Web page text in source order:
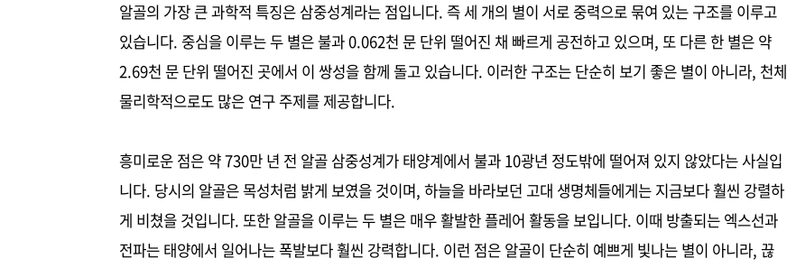
알골의 가장 큰 과학적 특징은 삼중성계라는 점입니다. 즉 세 개의 별이 서로 중력으로 묶여 있는 구조를 이루고
있습니다. 중심을 이루는 두 별은 불과 0.062천 문 단위 떨어진 채 빠르게 공전하고 있으며, 또 다른 한 별은 약
2.69천 문 단위 떨어진 곳에서 이 쌍성을 함께 돌고 있습니다. 이러한 구조는 단순히 보기 좋은 별이 아니라, 천체
물리학적으로도 많은 연구 주제를 제공합니다.
흥미로운 점은 약 730만 년 전 알골 삼중성계가 태양계에서 불과 10광년 정도밖에 떨어져 있지 않았다는 사실입
니다. 당시의 알골은 목성처럼 밝게 보였을 것이며, 하늘을 바라보던 고대 생명체들에게는 지금보다 훨씬 강렬하
게 비쳤을 것입니다. 또한 알골을 이루는 두 별은 매우 활발한 플레어 활동을 보입니다. 이때 방출되는 엑스선과
전파는 태양에서 일어나는 폭발보다 훨씬 강력합니다. 이런 점은 알골이 단순히 예쁘게 빛나는 별이 아니라, 끊